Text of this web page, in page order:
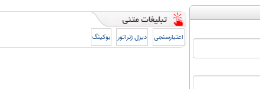
اعتبارسنجی دیزل ژنراتور بوکینگ